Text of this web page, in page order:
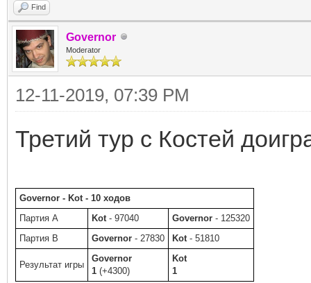
Find
Governor
Moderator
12-11-2019, 07:39 PM
Третий тур с Костей
Governor - Kot - 10 ходов
Партия A
Kot - 97040 Governor - 125320
Партия B
Governor - 27830 Kot - 51810
Результат игры
Governor
1 (+4300)
Kot
1